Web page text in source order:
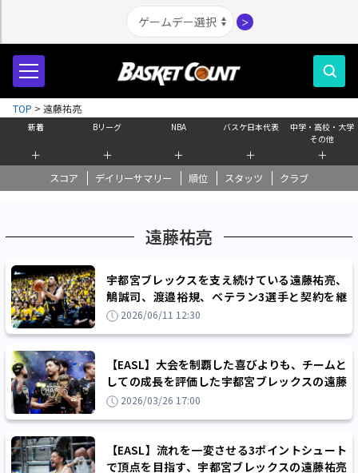
＞
新着
＋
Bリーグ
＋
NBA
＋
バスケ日本代表
＋
中学・高校・大学
その他
＋
スコア デイリーサマリー 順位 スタッツ クラブ
TOP > 遠藤祐亮
遠藤祐亮
宇都宮ブレックスを支え続けている遠藤祐亮、
鵤誠司、渡邉裕規、ベテラン3選手と契約を継
続「もう一度頂点を目指して戦います」
2026/06/11 12:30
【EASL】大会を制覇した喜びよりも、チームと
しての成長を評価した宇都宮ブレックスの遠藤
祐亮「ブレックスの強さがさらに増した」
2026/03/26 17:00
【EASL】流れを一変させる3ポイントシュート
で頂点を目指す、宇都宮ブレックスの遠藤祐亮